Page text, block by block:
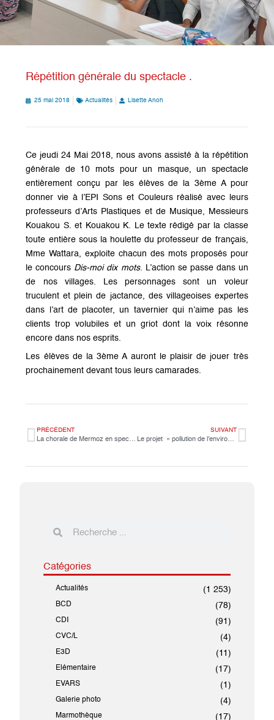
Répétition générale du spectacle .
25 mai 2018 Actualités Lisette Anoh
Ce jeudi 24 Mai 2018, nous avons assisté à la répétition
générale de 10 mots pour un masque, un spectacle
entièrement conçu par les élèves de la 3ème A pour
donner vie à l’EPI Sons et Couleurs réalisé avec leurs
professeurs d’Arts Plastiques et de Musique, Messieurs
Kouakou S. et Kouakou K. Le texte rédigé par la classe
toute entière sous la houlette du professeur de français,
Mme Wattara, exploite chacun des mots proposés pour
le concours Dis-moi dix mots. L’action se passe dans un
de nos villages. Les personnages sont un voleur
truculent et plein de jactance, des villageoises expertes
dans l’art de placoter, un tavernier qui n’aime pas les
clients trop volubiles et un griot dont la voix résonne
encore dans nos esprits.
Les élèves de la 3ème A auront le plaisir de jouer très
prochainement devant tous leurs camarades.
PRÉCÉDENT
La chorale de Mermoz en spectacle!
SUIVANT
Le projet » pollution de l’environnement » présenté par un élève
Catégories
Actualités (1 253)
BCD (78)
CDI (91)
CVC/L (4)
E3D (11)
Elémentaire (17)
EVARS (1)
Galerie photo (4)
Marmothèque (17)